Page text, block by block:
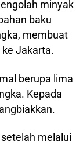
minyak
baku
membuat
Jakarta.
berupa lima
Kepada
melalui